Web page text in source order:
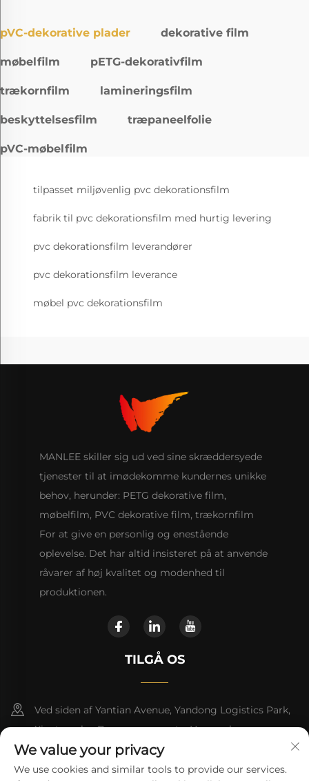
pVC-dekorative plader dekorative film
møbelfilm pETG-dekorativfilm
trækornfilm lamineringsfilm
beskyttelsesfilm træpaneelfolie
pVC-møbelfilm
tilpasset miljøvenlig pvc dekorationsfilm
fabrik til pvc dekorationsfilm med hurtig levering
pvc dekorationsfilm leverandører
pvc dekorationsfilm leverance
møbel pvc dekorationsfilm
MANLEE skiller sig ud ved sine skræddersyede
tjenester til at imødekomme kundernes unikke
behov, herunder: PETG dekorative film,
møbelfilm, PVC dekorative film, trækornfilm
For at give en personlig og enestående
oplevelse. Det har altid insisteret på at anvende
råvarer af høj kvalitet og modenhed til
produktionen.
TILGÅ OS
Ved siden af Yantian Avenue, Yandong Logistics Park,
Xiantang by, Dongyuan county, Heyuan by
+86 13923680051
We value your privacy
We use cookies and similar tools to provide our services.